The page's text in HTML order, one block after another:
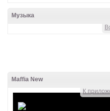
Музыка
Maffia New
К